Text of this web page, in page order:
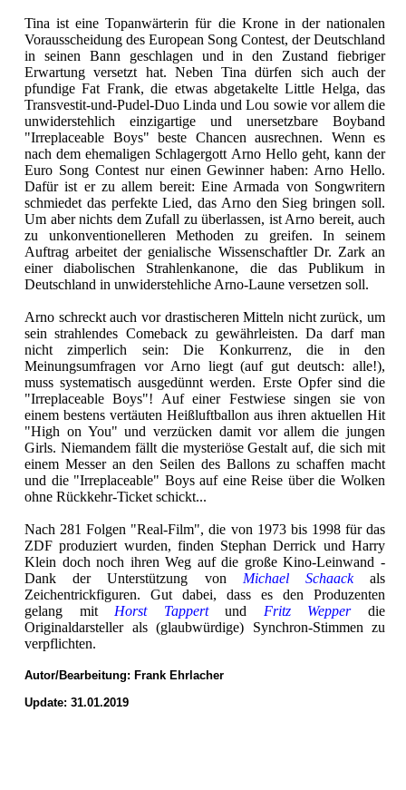
Tina ist eine Topanwärterin für die Krone in der nationalen
Vorausscheidung des European Song Contest, der Deutschland
in seinen Bann geschlagen und in den Zustand fiebriger
Erwartung versetzt hat. Neben Tina dürfen sich auch der
pfundige Fat Frank, die etwas abgetakelte Little Helga, das
Transvestit-und-Pudel-Duo Linda und Lou sowie vor allem die
unwiderstehlich einzigartige und unersetzbare Boyband
"Irreplaceable Boys" beste Chancen ausrechnen. Wenn es
nach dem ehemaligen Schlagergott Arno Hello geht, kann der
Euro Song Contest nur einen Gewinner haben: Arno Hello.
Dafür ist er zu allem bereit: Eine Armada von Songwritern
schmiedet das perfekte Lied, das Arno den Sieg bringen soll.
Um aber nichts dem Zufall zu überlassen, ist Arno bereit, auch
zu unkonventionelleren Methoden zu greifen. In seinem
Auftrag arbeitet der genialische Wissenschaftler Dr. Zark an
einer diabolischen Strahlenkanone, die das Publikum in
Deutschland in unwiderstehliche Arno-Laune versetzen soll.
Arno schreckt auch vor drastischeren Mitteln nicht zurück, um
sein strahlendes Comeback zu gewährleisten. Da darf man
nicht zimperlich sein: Die Konkurrenz, die in den
Meinungsumfragen vor Arno liegt (auf gut deutsch: alle!),
muss systematisch ausgedünnt werden. Erste Opfer sind die
"Irreplaceable Boys"! Auf einer Festwiese singen sie von
einem bestens vertäuten Heißluftballon aus ihren aktuellen Hit
"High on You" und verzücken damit vor allem die jungen
Girls. Niemandem fällt die mysteriöse Gestalt auf, die sich mit
einem Messer an den Seilen des Ballons zu schaffen macht
und die "Irreplaceable" Boys auf eine Reise über die Wolken
ohne Rückkehr-Ticket schickt...
Nach 281 Folgen "Real-Film", die von 1973 bis 1998 für das
ZDF produziert wurden, finden Stephan Derrick und Harry
Klein doch noch ihren Weg auf die große Kino-Leinwand -
Dank der Unterstützung von Michael Schaackals
Zeichentrickfiguren. Gut dabei, dass es den Produzenten
gelang mit Horst Tappertund Fritz Wepperdie
Originaldarsteller als (glaubwürdige) Synchron-Stimmen zu
verpflichten.
Autor/Bearbeitung: Frank Ehrlacher
Update: 31.01.2019